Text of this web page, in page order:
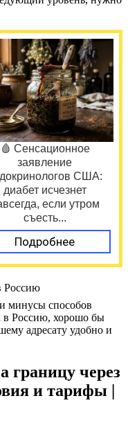
🩸 Сенсационное
заявление
США:
диабет исчезнет
если утром
съесть...
Подробнее
Россию
минусы способов
в Россию, хорошо бы
адресату удобно и
границу через
и тарифы |